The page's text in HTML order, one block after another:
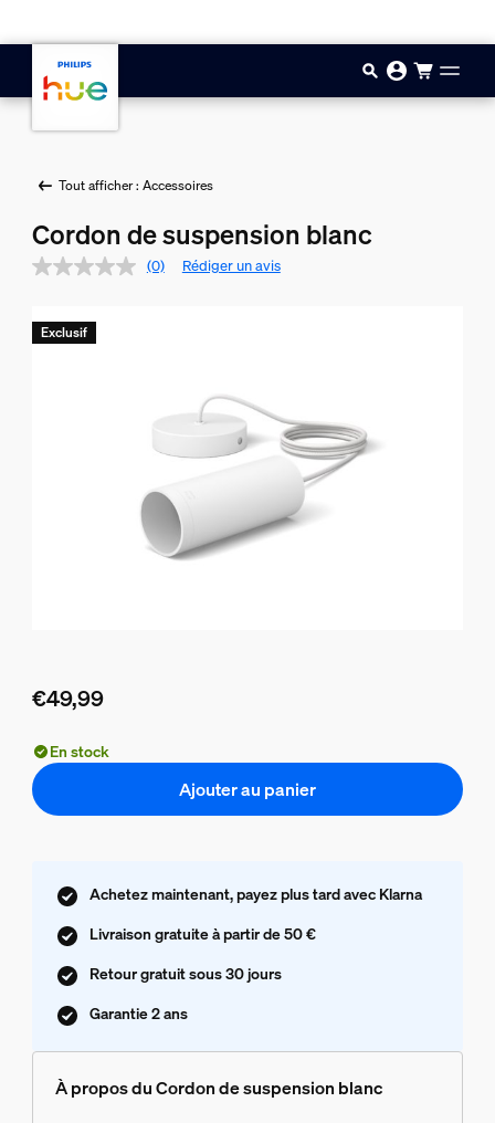
Tout afficher : Accessoires
Cordon de suspension blanc
(0) Rédiger un avis
€49,99
Exclusif
En stock
Ajouter au panier
Achetez maintenant, payez plus tard avec Klarna
Livraison gratuite à partir de 50 €
Retour gratuit sous 30 jours
Garantie 2 ans
À propos du Cordon de suspension blanc